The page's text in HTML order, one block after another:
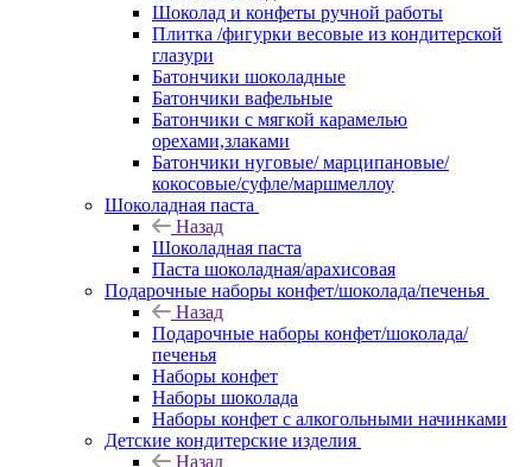
Шоколад и конфеты ручной работы
Плитка /фигурки весовые из кондитерской
глазури
Батончики шоколадные
Батончики вафельные
Батончики с мягкой карамелью
орехами,злаками
Батончики нуговые/ марципановые/
кокосовые/суфле/маршмеллоу
Шоколадная паста
Назад
Шоколадная паста
Паста шоколадная/арахисовая
Подарочные наборы конфет/шоколада/печенья
Назад
Подарочные наборы конфет/шоколада/
печенья
Наборы конфет
Наборы шоколада
Наборы конфет с алкогольными начинками
Детские кондитерские изделия
Назад